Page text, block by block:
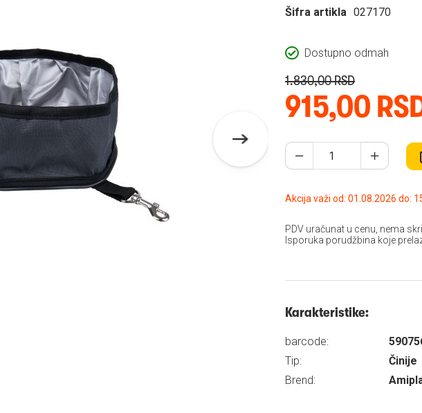
Dostupno odmah
Šifra artikla 027170
915,00
1.830,00 RSD
Akcija važi
PDV uračunat u cenu, nema
Isporuka porudžbina koje
Karakteristike:
barcode:
Tip:
Činije
Brend: